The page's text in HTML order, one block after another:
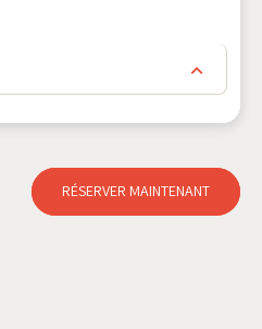
RÉSERVER MAINTENANT